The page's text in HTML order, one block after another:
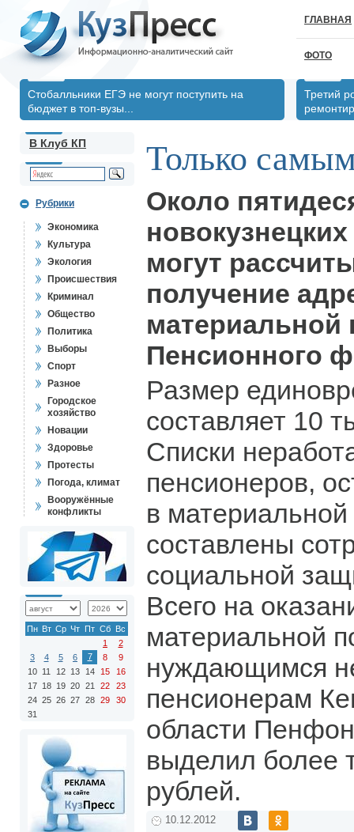
ГЛАВНАЯ
ФОТО
Стобалльники ЕГЭ не могут поступить на
бюджет в топ-вузы...
Третий
В Клуб КП
Рубрики
Экономика
Культура
Экология
Происшествия
Криминал
Общество
Политика
Выборы
Спорт
Разное
Городское
хозяйство
Новации
Здоровье
Протесты
Погода, климат
Вооружённые
конфликты
Пн Вт Ср Чт Пт Сб Вс
1
2
3
4 5 6 7 8
9
10 11 12 13 14 15
16
17 18 19 20 21 22
23
24 25 26 27 28 29
30
31
Только
Около
могут
получение
Пенсионного
Размер
составляет 10
Списки
пенсионеров,
в
составлены
социальной
Всего на
материальной
нуждающимся
пенсионерам
области
выделил более
рублей.
10.12.2012